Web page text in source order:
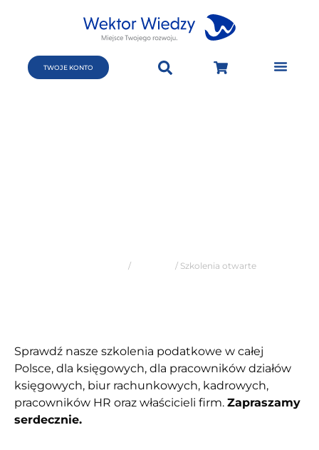
TWOJE KONTO
/ / Szkolenia otwarte
Sprawdź nasze szkolenia podatkowe w całej
Polsce, dla księgowych, dla pracowników działów
księgowych, biur rachunkowych, kadrowych,
pracowników HR oraz właścicieli firm. Zapraszamy
serdecznie.